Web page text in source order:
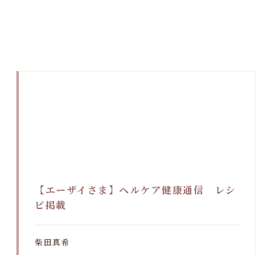
【エーザイさま】ヘルケア健康通信 レシ
ピ掲載
柴田真希